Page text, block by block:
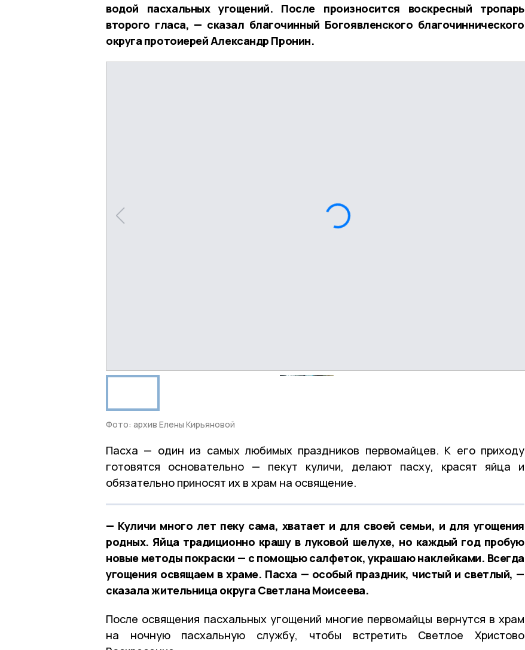
водой пасхальных угощений. После произносится воскресный тропарь
второго гласа, — сказал благочинный Богоявленского благочиннического
округа протоиерей Александр Пронин.
Фото: архив Елены Кирьяновой
Пасха — один из самых любимых праздников первомайцев. К его приходу
готовятся основательно — пекут куличи, делают пасху, красят яйца и
обязательно приносят их в храм на освящение.
— Куличи много лет пеку сама, хватает и для своей семьи, и для угощения
родных. Яйца традиционно крашу в луковой шелухе, но каждый год пробую
новые методы покраски — с помощью салфеток, украшаю наклейками. Всегда
угощения освящаем в храме. Пасха — особый праздник, чистый и светлый, —
сказала жительница округа Светлана Моисеева.
После освящения пасхальных угощений многие первомайцы вернутся в храм
на ночную пасхальную службу, чтобы встретить Светлое Христово